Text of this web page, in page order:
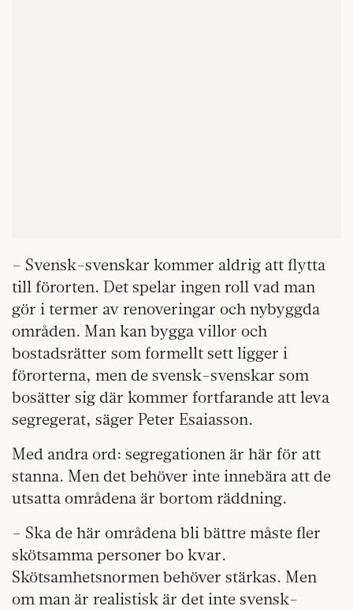
– Svensk-svenskar kommer aldrig att flytta
till förorten. Det spelar ingen roll vad man
gör i termer av renoveringar och nybyggda
områden. Man kan bygga villor och
bostadsrätter som formellt sett ligger i
förorterna, men de svensk-svenskar som
bosätter sig där kommer fortfarande att leva
segregerat, säger Peter Esaiasson.
Med andra ord: segregationen är här för att
stanna. Men det behöver inte innebära att de
utsatta områdena är bortom räddning.
– Ska de här områdena bli bättre måste fler
skötsamma personer bo kvar.
Skötsamhetsnormen behöver stärkas. Men
om man är realistisk är det inte svensk-